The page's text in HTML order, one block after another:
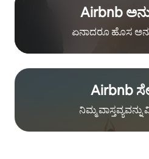
Airbnb
ಏನಾದರೂ ಹೊಸ
Airbnb
ನಿಮ್ಮ